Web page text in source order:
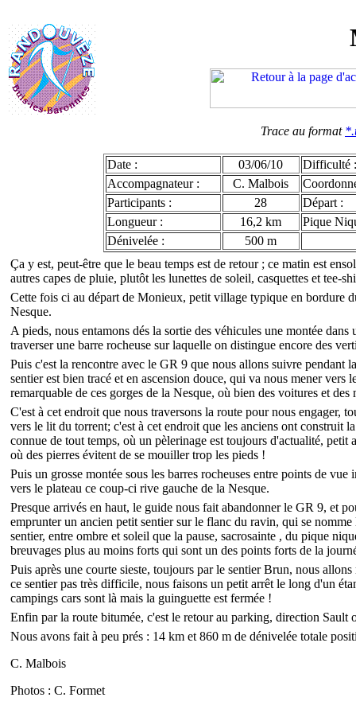
Trace au format
Date : 03/06/10
Difficulté :
Accompagnateur :
C. Malbois
Participants :
28
Départ :
Longueur :
16,2 km
Pique
Dénivelée :
500 m
Ça y est, peut-être que le beau temps est de retour ; ce matin est
autres capes de pluie, plutôt les lunettes de soleil, casquettes et tee-
Cette fois ci au départ de Monieux, petit village typique en bordure
Nesque.
A pieds, nous entamons dés la sortie des véhicules une montée
traverser une barre rocheuse sur laquelle on distingue encore des
Puis c'est la rencontre avec le GR 9 que nous allons suivre pendant
sentier est bien tracé et en ascension douce, qui va nous mener
remarquable de ces gorges de la Nesque, où bien des voitures et
C'est à cet endroit que nous traversons la route pour nous engager,
vers le lit du torrent; c'est à cet endroit que les anciens ont construit
connue de tout temps, où un pèlerinage est toujours d'actualité,
où des pierres évitent de se mouiller trop les pieds !
Puis un grosse montée sous les barres rocheuses entre points de
vers le plateau ce coup-ci rive gauche de la Nesque.
Presque arrivés en haut, le guide nous fait abandonner le GR 9, et
emprunter un ancien petit sentier sur le flanc du ravin, qui se
sentier, entre ombre et soleil que la pause, sacrosainte , du pique
breuvages plus au moins forts qui sont un des points forts de la
Puis après une courte sieste, toujours par le sentier Brun, nous
ce sentier pas très difficile, nous faisons un petit arrêt le long d'un
campings cars sont là mais la guinguette est fermée !
Enfin par la route bitumée, c'est le retour au parking, direction
Nous avons fait à peu prés : 14 km et 860 m de dénivelée totale
C. Malbois
Photos : C. Formet